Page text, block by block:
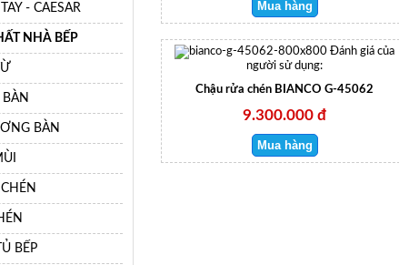
- CAESAR
NHÀ BẾP
BÀN
BÀN
BẾP
Đánh giá của
người sử dụng:
Chậu rửa chén BIANCO G-45062
9.300.000 đ